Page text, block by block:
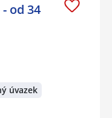
od 34
úvazek